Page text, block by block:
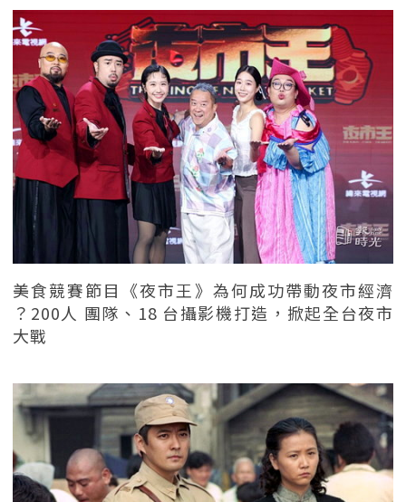
美食競賽節目《夜市王》為何成功帶動夜市經濟
？200人 團隊、18 台攝影機打造，掀起全台夜市
大戰